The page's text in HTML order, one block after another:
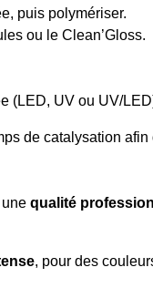
puis polymériser.
ou le Clean’Gloss.
(LED, UV ou UV/
de catalysation
qualité
, pour des